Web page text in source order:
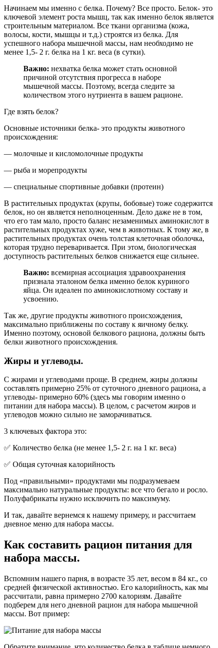
Начинаем мы именно с белка. Почему? Все просто. Белок- это
ключевой элемент роста мышц, так как именно белок является
строительным материалом. Все ткани организма (кожа,
волосы, кости, мышцы и т.д.) строятся из белка. Для
успешного набора мышечной массы, нам необходимо не
менее 1,5- 2 г. белка на 1 кг. веса (в сутки).
Важно: нехватка белка может стать основной
причиной отсутствия прогресса в наборе
мышечной массы. Поэтому, всегда следите за
количеством этого нутриента в вашем рационе.
Где взять белок?
Основные источники белка- это продукты животного
происхождения:
— молочные и кисломолочные продукты
— рыба и морепродукты
— специальные спортивные добавки (протеин)
В растительных продуктах (крупы, бобовые) тоже содержится
белок, но он является неполноценным. Дело даже не в том,
что его там мало, просто баланс незаменимых аминокислот в
растительных продуктах хуже, чем в животных. К тому же, в
растительных продуктах очень толстая клеточная оболочка,
которая трудно переваривается. При этом, биологическая
доступность растительных белков снижается еще сильнее.
Важно: всемирная ассоциация здравоохранения
признала эталоном белка именно белок куриного
яйца. Он идеален по аминокислотному составу и
усвоению.
Так же, другие продукты животного происхождения,
максимально приближены по составу к яичному белку.
Именно поэтому, основой белкового рациона, должны быть
белки животного происхождения.
Жиры и углеводы.
С жирами и углеводами проще. В среднем, жиры должны
составлять примерно 25% от суточного дневного рациона, а
углеводы- примерно 60% (здесь мы говорим именно о
питании для набора массы). В целом, с расчетом жиров и
углеводов можно сильно не заморачиваться.
3 ключевых фактора это:
✅ Количество белка (не менее 1,5- 2 г. на 1 кг. веса)
✅ Общая суточная калорийность
Под «правильными» продуктами мы подразумеваем
максимально натуральные продукты: все что бегало и росло.
Полуфабрикаты нужно исключить по максимуму.
И так, давайте вернемся к нашему примеру, и рассчитаем
дневное меню для набора массы.
Как составить рацион питания для
набора массы.
Вспомним нашего парня, в возрасте 35 лет, весом в 84 кг., со
средней физической активностью. Его калорийность, как мы
рассчитали, равна примерно 2700 калориям. Давайте
подберем для него дневной рацион для набора мышечной
массы. Вот пример: